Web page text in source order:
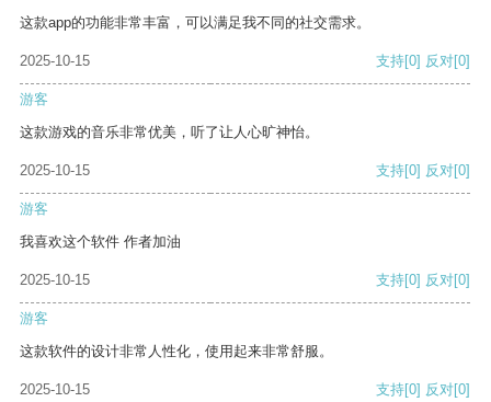
这款app的功能非常丰富，可以满足我不同的社交需求。
2025-10-15 支持[0] 反对[0]
游客
这款游戏的音乐非常优美，听了让人心旷神怡。
2025-10-15 支持[0] 反对[0]
游客
我喜欢这个软件 作者加油
2025-10-15 支持[0] 反对[0]
游客
这款软件的设计非常人性化，使用起来非常舒服。
2025-10-15 支持[0] 反对[0]